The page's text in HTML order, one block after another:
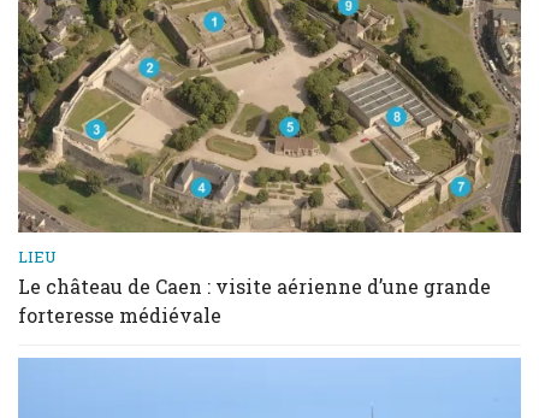
LIEU
Le château de Caen : visite aérienne d’une grande
forteresse médiévale